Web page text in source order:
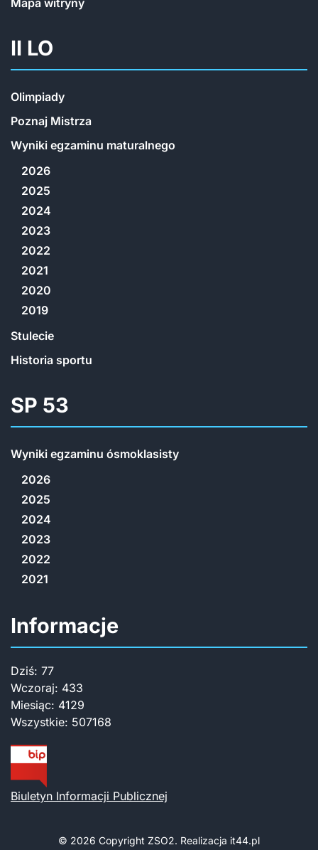
Mapa witryny
II LO
Olimpiady
Poznaj Mistrza
Wyniki egzaminu maturalnego
2026
2025
2024
2023
2022
2021
2020
2019
Stulecie
Historia sportu
SP 53
Wyniki egzaminu ósmoklasisty
2026
2025
2024
2023
2022
2021
Informacje
Dziś: 77
Wczoraj: 433
Miesiąc: 4129
Wszystkie: 507168
Biuletyn Informacji Publicznej
© 2026 Copyright ZSO2. Realizacja it44.pl